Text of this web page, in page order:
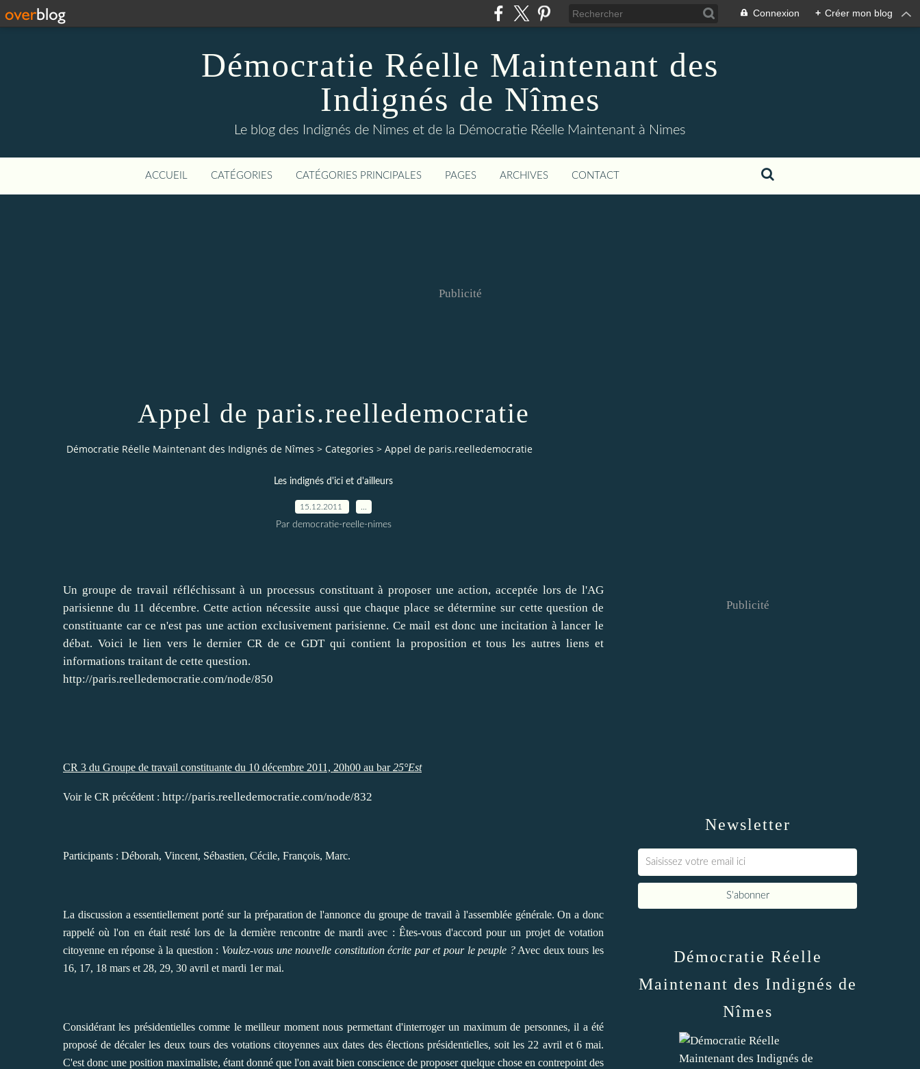
Connexion + Créer mon blog
Démocratie Réelle Maintenant des
Indignés de Nîmes
Le blog des Indignés de Nimes et de la Démocratie Réelle Maintenant à Nimes
ACCUEIL CATÉGORIES CATÉGORIES PRINCIPALES PAGES ARCHIVES CONTACT
Publicité
Appel de paris.reelledemocratie
Démocratie Réelle Maintenant des Indignés de Nîmes > Categories > Appel de paris.reelledemocratie
Les indignés d'ici et d'ailleurs
15.12.2011
Par democratie-reelle-nimes
Un groupe de travail réfléchissant à un processus constituant à proposer une action, acceptée lors de l'AG
parisienne du 11 décembre. Cette action nécessite aussi que chaque place se détermine sur cette question de
constituante car ce n'est pas une action exclusivement parisienne. Ce mail est donc une incitation à lancer le
débat. Voici le lien vers le dernier CR de ce GDT qui contient la proposition et tous les autres liens et
informations traitant de cette question.
http://paris.reelledemocratie.com/node/850
CR 3 du Groupe de travail constituante du 10 décembre 2011, 20h00 au bar25°Est
Voir le CR précédent : http://paris.reelledemocratie.com/node/832
Participants : Déborah, Vincent, Sébastien, Cécile, François, Marc.
La discussion a essentiellement porté sur la préparation de l'annonce du groupe de travail à l'assemblée générale. On a donc
rappelé où l'on en était resté lors de la dernière rencontre de mardi avec : Êtes-vous d'accord pour un projet de votation
citoyenne en réponse à la question : Voulez-vous une nouvelle constitution écrite par et pour le peuple ? Avec deux tours les
16, 17, 18 mars et 28, 29, 30 avril et mardi 1er mai.
Considérant les présidentielles comme le meilleur moment nous permettant d'interroger un maximum de personnes, il a été
proposé de décaler les deux tours des votations citoyennes aux dates des élections présidentielles, soit les 22 avril et 6 mai.
C'est donc une position maximaliste, étant donné que l'on avait bien conscience de proposer quelque chose en contrepoint des
Newsletter
Publicité
Démocratie Réelle
Maintenant des Indignés de
Nîmes